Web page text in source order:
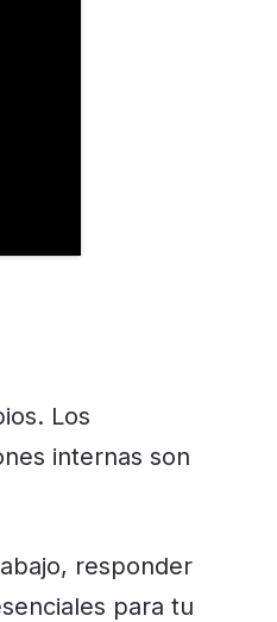
Los
internas son
responder
para tu